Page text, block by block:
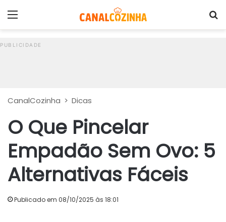
CanalCozinha > Dicas
O Que Pincelar
Empadão Sem Ovo: 5
Alternativas Fáceis
Publicado em 08/10/2025 às 18:01